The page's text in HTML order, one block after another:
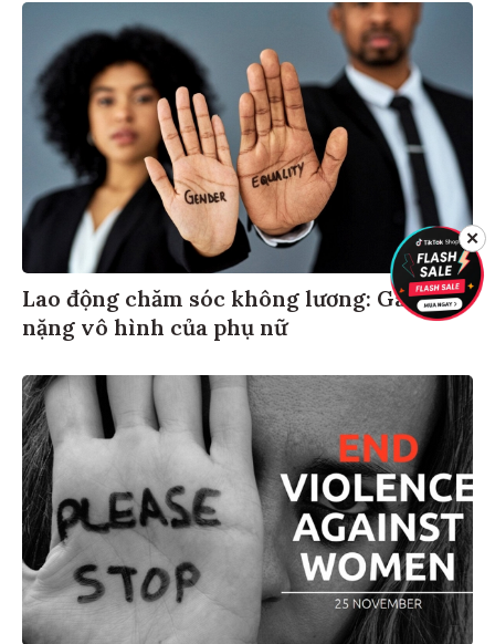
Lao động chăm sóc không lương: Gánh
nặng vô hình của phụ nữ
✕